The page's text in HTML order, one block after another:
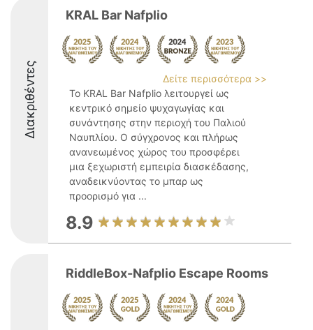
Διακριθέντες
KRAL Bar Nafplio
Δείτε περισσότερα >>
Το KRAL Bar Nafplio λειτουργεί ως
κεντρικό σημείο ψυχαγωγίας και
συνάντησης στην περιοχή του Παλιού
Ναυπλίου. Ο σύγχρονος και πλήρως
ανανεωμένος χώρος του προσφέρει
μια ξεχωριστή εμπειρία διασκέδασης,
αναδεικνύοντας το μπαρ ως
προορισμό για ...
8.9
RiddleBox-Nafplio Escape Rooms